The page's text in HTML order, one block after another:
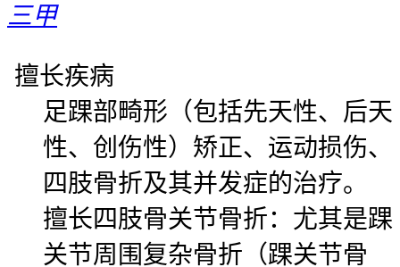
三甲
擅长疾病
足踝部畸形（包括先天性、后天
性、创伤性）矫正、运动损伤、
四肢骨折及其并发症的治疗。
擅长四肢骨关节骨折：尤其是踝
关节周围复杂骨折（踝关节骨